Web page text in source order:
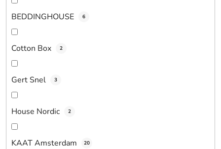
BEDDINGHOUSE 6
Cotton Box 2
Gert Snel 3
House Nordic 2
KAAT Amsterdam 20